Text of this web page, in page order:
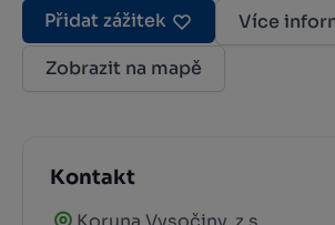
Přidat zážitek
Více
Zobrazit na mapě
Kontakt